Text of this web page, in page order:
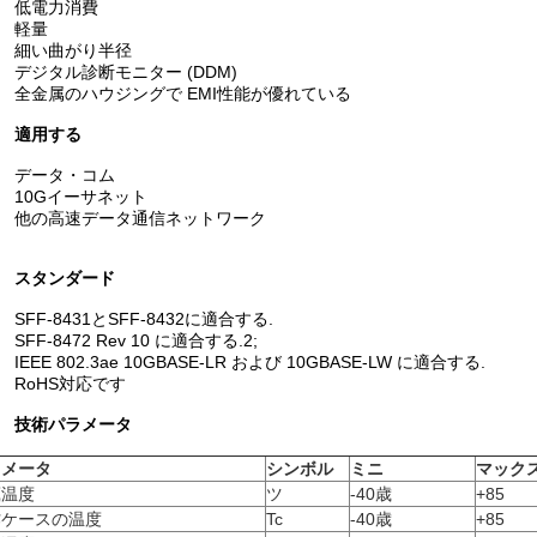
低電力消費
軽量
細い曲がり半径
デジタル診断モニター (DDM)
全金属のハウジングで EMI性能が優れている
適用する
データ・コム
10Gイーサネット
他の高速データ通信ネットワーク
スタンダード
SFF-8431とSFF-8432に適合する.
SFF-8472 Rev 10 に適合する.2;
IEEE 802.3ae 10GBASE-LR および 10GBASE-LW に適合する.
RoHS対応です
技術パラメータ
ータ シンボル ミニ マック
度
ツ -40歳 +85
ースの温度
Tc -40歳 +85